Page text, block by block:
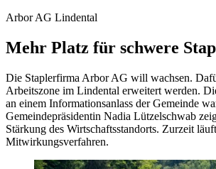
Arbor AG Lindental
Mehr Platz für schwere
Die Staplerfirma Arbor AG will wachsen.
Arbeitszone im Lindental erweitert werden.
an einem Informationsanlass der Gemeinde
Gemeindepräsidentin Nadia Lützelschwab
Stärkung des Wirtschaftsstandorts. Zurzeit
Mitwirkungsverfahren.